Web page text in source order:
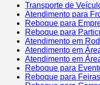
Transporte de
Atendimento para
Reboque para
Reboque para
Atendimento em
Atendimento em
Atendimento em
Reboque para
Reboque para Feiras